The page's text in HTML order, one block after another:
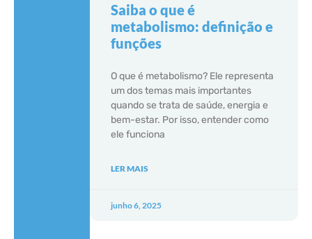
Saiba o que é
metabolismo: definição e
funções
O que é metabolismo? Ele representa
um dos temas mais importantes
quando se trata de saúde, energia e
bem-estar. Por isso, entender como
ele funciona
LER MAIS
junho 6, 2025